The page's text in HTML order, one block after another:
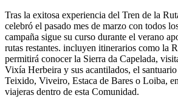
Tras la exitosa experiencia del Tren de la
celebró el pasado mes de marzo con todos
campaña sigue su curso durante el verano
rutas restantes. incluyen itinerarios como la
permitirá conocer la Sierra da Capelada,
Vixía Herbeira y sus acantilados, el
Teixido, Viveiro, Estaca de Bares o Loiba,
viajeras dentro de esta Comunidad.